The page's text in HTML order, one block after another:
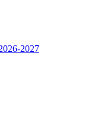
2027